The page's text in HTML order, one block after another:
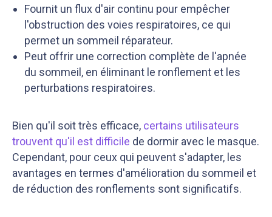
Fournit un flux d'air continu pour empêcher
l'obstruction des voies respiratoires, ce qui
permet un sommeil réparateur.
Peut offrir une correction complète de l'apnée
du sommeil, en éliminant le ronflement et les
perturbations respiratoires.
Bien qu'il soit très efficace, certains utilisateurs
trouvent qu'il est difficile de dormir avec le masque.
Cependant, pour ceux qui peuvent s'adapter, les
avantages en termes d'amélioration du sommeil et
de réduction des ronflements sont significatifs.